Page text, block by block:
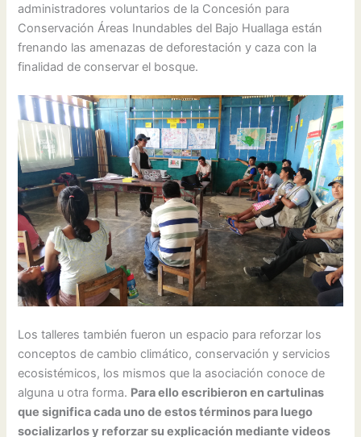
administradores voluntarios de la Concesión para
Conservación Áreas Inundables del Bajo Huallaga están
frenando las amenazas de deforestación y caza con la
finalidad de conservar el bosque.
Los talleres también fueron un espacio para reforzar los
conceptos de cambio climático, conservación y servicios
ecosistémicos, los mismos que la asociación conoce de
alguna u otra forma. Para ello escribieron en cartulinas
que significa cada uno de estos términos para luego
socializarlos y reforzar su explicación mediante videos